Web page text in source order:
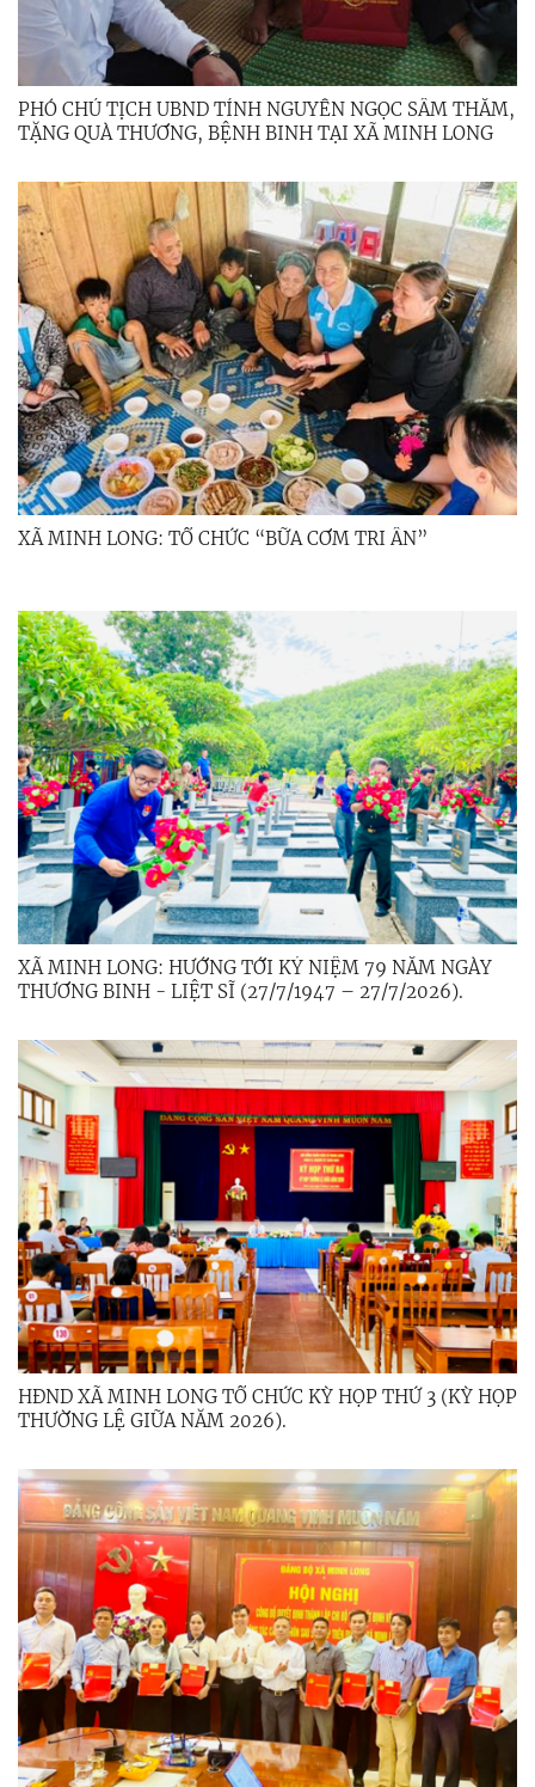
PHÓ CHỦ TỊCH UBND TỈNH NGUYỄN NGỌC SÂM THĂM,
TẶNG QUÀ THƯƠNG, BỆNH BINH TẠI XÃ MINH LONG
XÃ MINH LONG: TỔ CHỨC “BỮA CƠM TRI ÂN”
XÃ MINH LONG: HƯỚNG TỚI KỶ NIỆM 79 NĂM NGÀY
THƯƠNG BINH - LIỆT SĨ (27/7/1947 – 27/7/2026).
HĐND XÃ MINH LONG TỔ CHỨC KỲ HỌP THỨ 3 (KỲ HỌP
THƯỜNG LỆ GIỮA NĂM 2026).